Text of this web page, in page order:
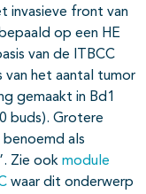
invasieve front van
op een HE
van de ITBCC
van het aantal tumor
gemaakt in Bd1
buds). Grotere
benoemd als
Zie ook module
waar dit onderwerp